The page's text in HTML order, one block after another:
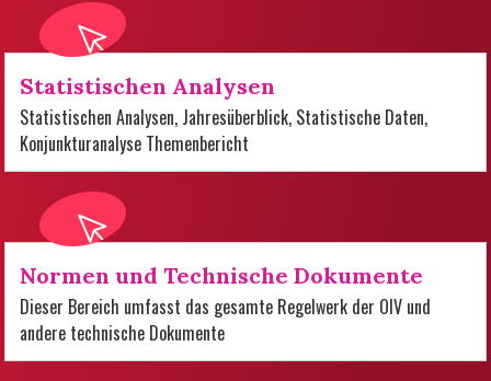
Statistischen Analysen
Statistischen Analysen, Jahresüberblick, Statistische Daten,
Konjunkturanalyse Themenbericht
Normen und Technische Dokumente
Dieser Bereich umfasst das gesamte Regelwerk der OIV und
andere technische Dokumente